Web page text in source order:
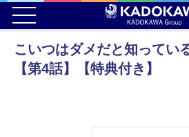
こいつはダメだと知って
【第4話】【特典付き】